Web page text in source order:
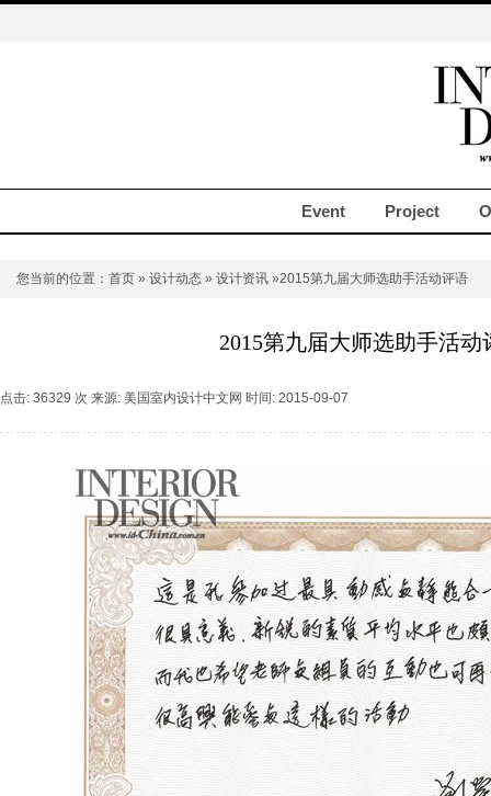
Event Project
您当前的位置： 首页 » 设计动态 » 设计资讯 »2015第九届大师选助手活动评语
2015第九届大师选助手活动
点击: 36329 次 来源: 美国室内设计中文网 时间: 2015-09-07